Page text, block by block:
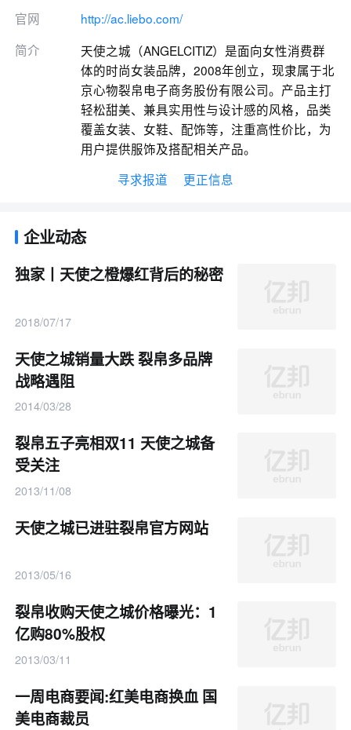
官网
http://ac.liebo.com/
简介
天使之城（ANGELCITIZ）是面向女性消费群
体的时尚女装品牌，2008年创立，现隶属于北
京心物裂帛电子商务股份有限公司。产品主打
轻松甜美、兼具实用性与设计感的风格，品类
覆盖女装、女鞋、配饰等，注重高性价比，为
用户提供服饰及搭配相关产品。
寻求报道
更正信息
企业动态
独家丨天使之橙爆红背后的秘密
2018/07/17
天使之城销量大跌 裂帛多品牌
战略遇阻
2014/03/28
裂帛五子亮相双11 天使之城备
受关注
2013/11/08
天使之城已进驻裂帛官方网站
2013/05/16
裂帛收购天使之城价格曝光：1
亿购80%股权
2013/03/11
一周电商要闻:红美电商换血 国
美电商裁员